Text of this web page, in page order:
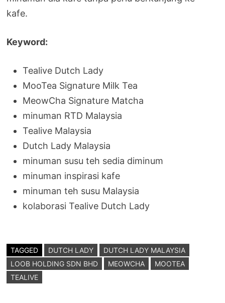
kafe.
Keyword:
Tealive Dutch Lady
MooTea Signature Milk Tea
MeowCha Signature Matcha
minuman RTD Malaysia
Tealive Malaysia
Dutch Lady Malaysia
minuman susu teh sedia diminum
minuman inspirasi kafe
minuman teh susu Malaysia
kolaborasi Tealive Dutch Lady
TAGGED DUTCH LADY
DUTCH LADY MALAYSIA
LOOB HOLDING SDN BHD
MEOWCHA
MOOTEA
TEALIVE